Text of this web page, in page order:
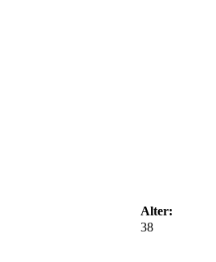
Alter:
38